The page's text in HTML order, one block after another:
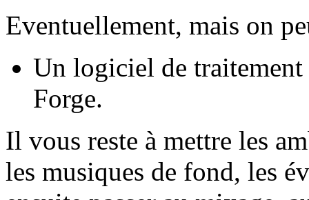
Eventuellement, mais on
Un logiciel de
Forge.
Il vous reste à mettre les
les musiques de fond, les